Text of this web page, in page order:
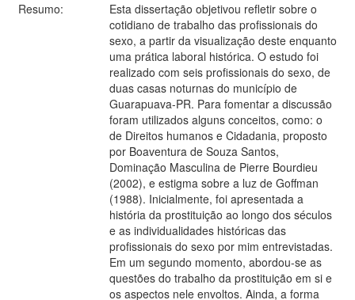
Resumo:
Esta dissertação objetivou refletir sobre o
cotidiano de trabalho das profissionais do
sexo, a partir da visualização deste enquanto
uma prática laboral histórica. O estudo foi
realizado com seis profissionais do sexo, de
duas casas noturnas do município de
Guarapuava-PR. Para fomentar a discussão
foram utilizados alguns conceitos, como: o
de Direitos humanos e Cidadania, proposto
por Boaventura de Souza Santos,
Dominação Masculina de Pierre Bourdieu
(2002), e estigma sobre a luz de Goffman
(1988). Inicialmente, foi apresentada a
história da prostituição ao longo dos séculos
e as individualidades históricas das
profissionais do sexo por mim entrevistadas.
Em um segundo momento, abordou-se as
questões do trabalho da prostituição em si e
os aspectos nele envoltos. Ainda, a forma